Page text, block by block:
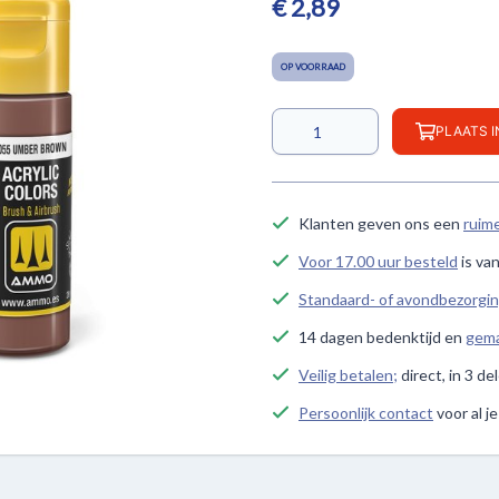
€ 2,89
OP VOORRAAD
PLAATS
Klanten geven ons een
Voor 17.00 uur besteld is
Standaard- of
14 dagen bedenktijd en
Veilig betalen; direct, in 3
Persoonlijk contact voor al